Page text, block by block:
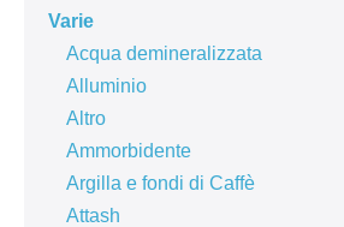
Varie
Acqua demineralizzata
Alluminio
Altro
Ammorbidente
Argilla e fondi di Caffè
Attash